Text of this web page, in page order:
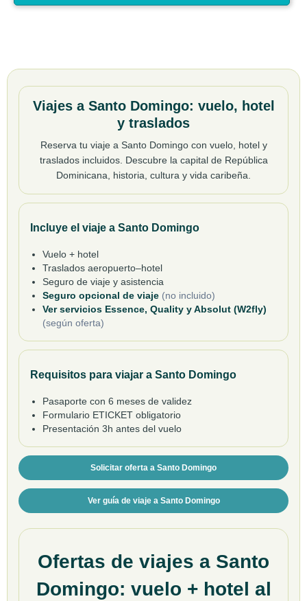
Viajes a Santo Domingo: vuelo, hotel
y traslados
Reserva tu viaje a Santo Domingo con vuelo, hotel y
traslados incluidos. Descubre la capital de República
Dominicana, historia, cultura y vida caribeña.
Incluye el viaje a Santo Domingo
Vuelo + hotel
Traslados aeropuerto–hotel
Seguro de viaje y asistencia
Seguro opcional de viaje (no incluido)
Ver servicios Essence, Quality y Absolut (W2fly)
(según oferta)
Requisitos para viajar a Santo Domingo
Pasaporte con 6 meses de validez
Formulario ETICKET obligatorio
Presentación 3h antes del vuelo
Solicitar oferta a Santo Domingo
Ver guía de viaje a Santo Domingo
Ofertas de viajes a Santo
Domingo: vuelo + hotel al